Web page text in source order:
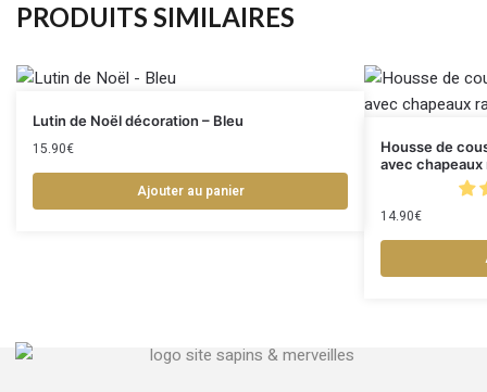
PRODUITS SIMILAIRES
Lutin de Noël décoration – Bleu
15.90€
Ajouter au panier
Housse de
avec chapeaux
14.90€